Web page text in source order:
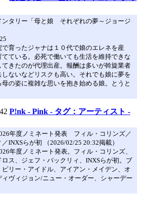
ンタリー「母と娘 それぞれの夢～ジョージ
育ったジャナは１０代で娘のエレネを産
ている。必死で働いても生活を維持できな
きたのが代理出産。報酬は多いが斡旋業者
ないなどリスクも高い。それでも娘に夢を
の姿に複雑な思いを抱き始める娘。とうと
P!nk - Pink - タグ：アーティスト -
年度ノミネート発表 フィル・コリンズ／
INXSらが初 （2026/02/25 20:32掲載）
年度ノミネート発表。フィル・コリンズ、
ロス、ジェフ・バックリィ、INXSらが初。ブ
リー・アイドル、アイアン・メイデン、オ
ヴィジョン/ニュー・オーダー、シャーデー